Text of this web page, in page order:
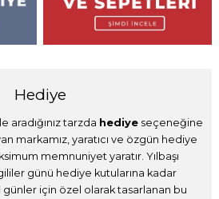
Hediye
aradığınız tarzda hediye seçeneğine
markamız, yaratıcı ve özgün hediye
memnuniyet yaratır. Yılbaşı
günü hediye kutularına kadar
günler için özel olarak tasarlanan bu